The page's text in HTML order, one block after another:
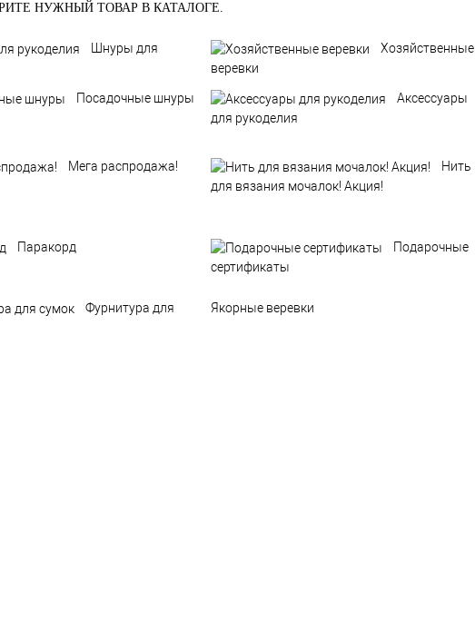
НУЖНЫЙ ТОВАР В КАТАЛОГЕ.
Шнуры для
Хозяйственные
веревки
Посадочные шнуры
Аксессуары
для рукоделия
Мега распродажа!
Нить
для вязания мочалок! Акция!
Паракорд
Подарочные
сертификаты
Фурнитура для
Якорные веревки